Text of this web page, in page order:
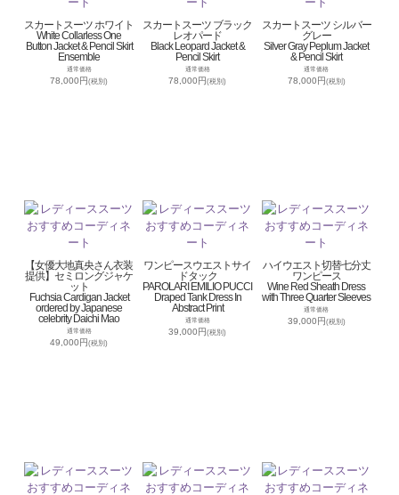
スカートスーツ ホワイト
White Collarless One
Button Jacket & Pencil Skirt
Ensemble
通常価格
78,000円(税別)
スカートスーツ ブラック
レオパード
Black Leopard Jacket &
Pencil Skirt
通常価格
78,000円(税別)
スカートスーツ シルバー
グレー
Silver Gray Peplum Jacket
& Pencil Skirt
通常価格
78,000円(税別)
【女優大地真央さん衣装
提供】セミロングジャケ
ット
Fuchsia Cardigan Jacket
ordered by Japanese
celebrity Daichi Mao
通常価格
49,000円(税別)
ワンピースウエストサイ
ドタック
PAROLARI EMILIO PUCCI
Draped Tank Dress In
Abstract Print
通常価格
39,000円(税別)
ハイウエスト切替七分丈
ワンピース
Wine Red Sheath Dress
with Three Quarter Sleeves
通常価格
39,000円(税別)